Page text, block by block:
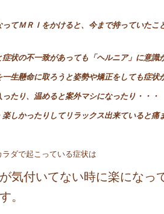
ってＭＲＩをかけると、今まで持っていた
症状の不一致があっても「ヘルニア」に意識
一生懸命に取ろうと姿勢や矯正をしても症状
ったり、温めると案外マシになったり・・・
楽しかったりしてリラックス出来ていると痛
ラダで起こっている症状は
気付いてない時に楽になっ
。